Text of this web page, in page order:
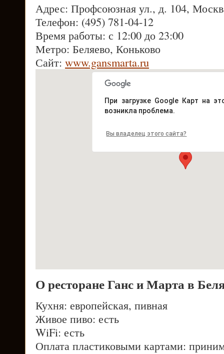
Адрес: Профсоюзная ул., д. 104,
Телефон: (495) 781-04-12
Время работы: с 12:00 до 23:00
Метро: Беляево, Коньково
Сайт: www.gansmarta.ru
При загрузке Google Карт на
возникла проблема.
Вы владелец этого сайта?
О ресторане Ганс и Марта в
Кухня: европейская, пивная
Живое пиво: есть
WiFi: есть
Оплата пластиковыми картами: